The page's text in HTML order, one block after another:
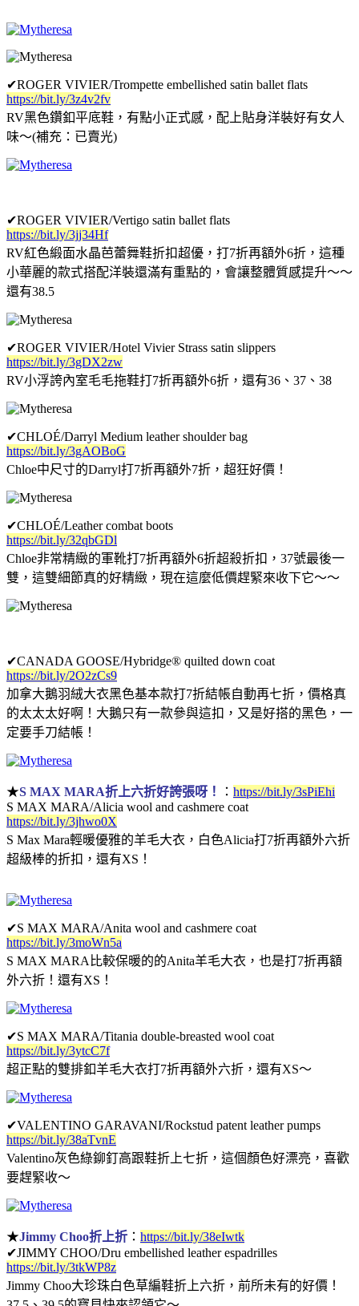
✔ROGER VIVIER/Trompette embellished satin ballet flats
https://bit.ly/3z4v2fv
RV黑色鑽釦平底鞋，有點小正式感，配上貼身洋裝好有女人
味～(補充：已賣光)
✔ROGER VIVIER/Vertigo satin ballet flats
https://bit.ly/3jj34Hf
RV紅色緞面水晶芭蕾舞鞋折扣超優，打7折再額外6折，這種
小華麗的款式搭配洋裝還滿有重點的，會讓整體質感提升～～
還有38.5
✔ROGER VIVIER/Hotel Vivier Strass satin slippers
https://bit.ly/3gDX2zw
RV小浮誇內室毛毛拖鞋打7折再額外6折，還有36、37、38
✔CHLOÉ/Darryl Medium leather shoulder bag
https://bit.ly/3gAOBoG
Chloe中尺寸的Darryl打7折再額外7折，超狂好價！
✔CHLOÉ/Leather combat boots
https://bit.ly/32qbGDl
Chloe非常精緻的軍靴打7折再額外6折超殺折扣，37號最後一
雙，這雙細節真的好精緻，現在這麼低價趕緊來收下它～～
✔CANADA GOOSE/Hybridge® quilted down coat
https://bit.ly/2O2zCs9
加拿大鵝羽絨大衣黑色基本款打7折結帳自動再七折，價格真
的太太太好啊！大鵝只有一款參與這扣，又是好搭的黑色，一
定要手刀結帳！
★S MAX MARA折上六折好誇張呀！ ： https://bit.ly/3sPiEhi
S MAX MARA/Alicia wool and cashmere coat
https://bit.ly/3jhwo0X
S Max Mara輕暖優雅的羊毛大衣，白色Alicia打7折再額外六折
超級棒的折扣，還有XS！
✔S MAX MARA/Anita wool and cashmere coat
https://bit.ly/3moWn5a
S MAX MARA比較保暖的的Anita羊毛大衣，也是打7折再額
外六折！還有XS！
✔S MAX MARA/Titania double-breasted wool coat
https://bit.ly/3ytcC7f
超正點的雙排釦羊毛大衣打7折再額外六折，還有XS～
✔VALENTINO GARAVANI/Rockstud patent leather pumps
https://bit.ly/38aTvnE
Valentino灰色綠鉚釘高跟鞋折上七折，這個顏色好漂亮，喜歡
要趕緊收～
★Jimmy Choo折上折 ： https://bit.ly/38eIwtk
✔JIMMY CHOO/Dru embellished leather espadrilles
https://bit.ly/3tkWP8z
Jimmy Choo大珍珠白色草編鞋折上六折，前所未有的好價！